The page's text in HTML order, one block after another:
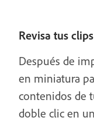
Revisa tus clips
Después de
en miniatura
contenidos de
doble clic en